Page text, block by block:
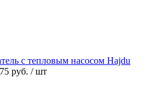
с тепловым насосом Hajdu
руб. / шт